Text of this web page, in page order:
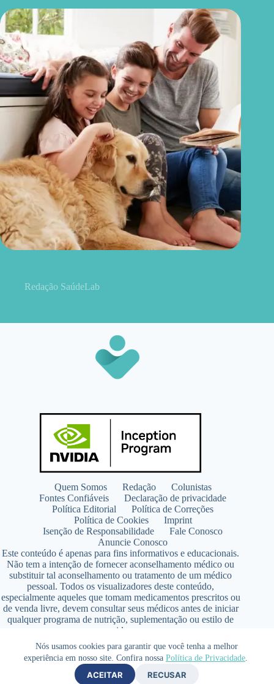
Nós usamos cookies para garantir que você tenha a melhor
experiência em nosso site. Confira nossa Política de Privacidade.
ACEITAR RECUSAR
Redação SaúdeLab
Quem Somos Redação
Colunistas
Fontes Confiáveis
Declaração de privacidade
Política Editorial
Política de Correções
Política de Cookies
Imprint
Isenção de Responsabilidade
Fale Conosco
Anuncie Conosco
Este conteúdo é apenas para fins informativos e educacionais.
Não tem a intenção de fornecer aconselhamento médico ou
substituir tal aconselhamento ou tratamento de um médico
pessoal. Todos os visualizadores deste conteúdo,
especialmente aqueles que tomam medicamentos prescritos ou
de venda livre, devem consultar seus médicos antes de iniciar
qualquer programa de nutrição, suplementação ou estilo de
vida.
Copyright © 2026 - SaúdeLAB.com pertence ao grupo
VKCF Soluções Digitais Ltda - CNPJ n° 43.726.917/0001-80
- Contato +55 (65) 99813- 4203 - Responsável Técnica:
Farmacêutica Elizandra Civalsci Costa - CRF MT n° 3490